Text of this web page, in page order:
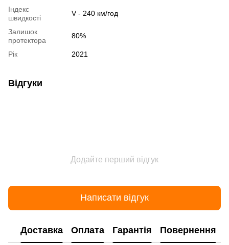
Індекс
швидкості
V - 240 км/год
Залишок
протектора
80%
Рік 2021
Відгуки
Додайте перший відгук
Написати відгук
Доставка Оплата Гарантія Повернення